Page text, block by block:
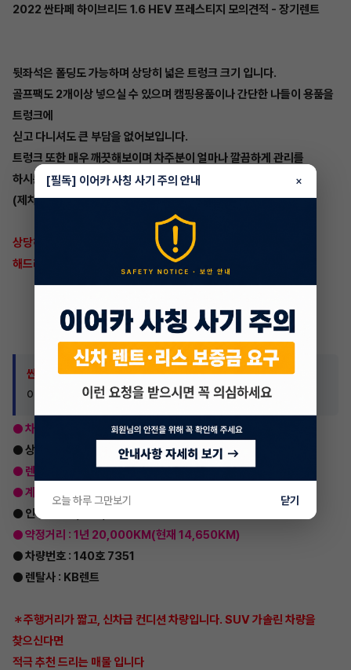
2022 싼타페 하이브리드 1.6 HEV 프레스티지 모의견적 - 장기렌트
뒷좌석은 폴딩도 가능하며 상당히 넓은 트렁크 크기 입니다.
골프팩도 2개이상 넣으실 수 있으며 캠핑용품이나 간단한 나들이 용품을
트렁크에
싣고 다니셔도 큰 부담을 없어보입니다.
트렁크 또한 매우 깨끗해보이며 차주분이 얼마나 깔끔하게 관리를
하시는지 느껴집니다..
(제차는 거의 쓰레기통급입니다...)
상당히 관리가 잘된 차량이며 제일 중요한 계약정보들을 안내
해드려야겠죠?
싼타페 장기렌트 승계 계약 내용
이어카
● 차종 : 현대 신형 싼타페 가솔린 2륜 익스클루시브
● 상품 : 장기렌트 승계
● 렌트료 : 593,630원
● 계약기간 : 48개월(2024.06.17)
● 인수가 : 16,692,000원
● 약정거리 : 1년 20,000KM(현재 14,650KM)
● 차량번호 : 140호 7351
● 렌탈사 : KB렌트
＊주행거리가 짧고, 신차급 컨디션 차량입니다. SUV 가솔린 차량을
찾으신다면
적극 추천 드리는 매물 입니다
[필독] 이어카 사칭 사기 주의 안내 ×
오늘 하루 그만보기 닫기